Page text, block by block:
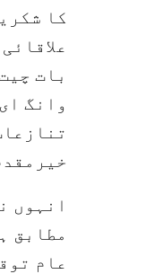
کا
بات
وانگ
انہوں
مطابق
عام